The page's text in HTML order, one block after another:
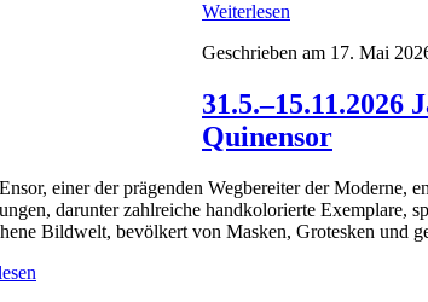
Weiterlesen
Geschrieben am 17. Mai
31.5.–15.11.2026
Quinensor
einer der prägenden Wegbereiter der
darunter zahlreiche handkolorierte Exemplare,
Bildwelt, bevölkert von Masken, Grotesken und